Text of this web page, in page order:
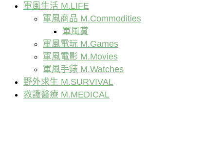
軍風生活 M.LIFE
軍風商品 M.Commodities
軍風賞
軍風電玩 M.Games
軍風電影 M.Movies
軍風手錶 M.Watches
野外求生 M.SURVIVAL
救護醫療 M.MEDICAL